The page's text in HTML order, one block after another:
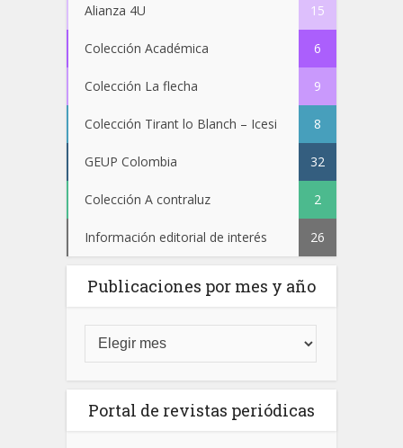
Alianza 4U 15
Colección Académica 6
Colección La flecha 9
Colección Tirant lo Blanch – Icesi 8
GEUP Colombia 32
Colección A contraluz 2
Información editorial de interés 26
Publicaciones por mes y año
Portal de revistas periódicas